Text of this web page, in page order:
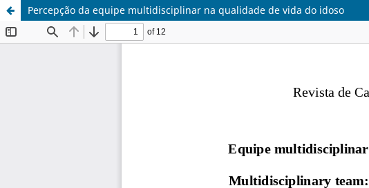
Percepção da equipe multidisciplinar na qualidade de vida do idoso